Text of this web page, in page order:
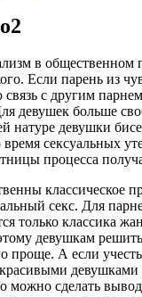
в общественном
Если парень из
с другим
девушек больше
натуре девушки
время сексуальных
процесса
классическое
секс. Для
только классика
девушкам
проще. А если
девушками
можно сделать